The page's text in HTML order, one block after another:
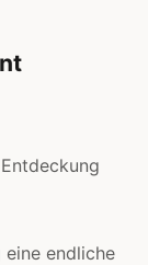
endliche